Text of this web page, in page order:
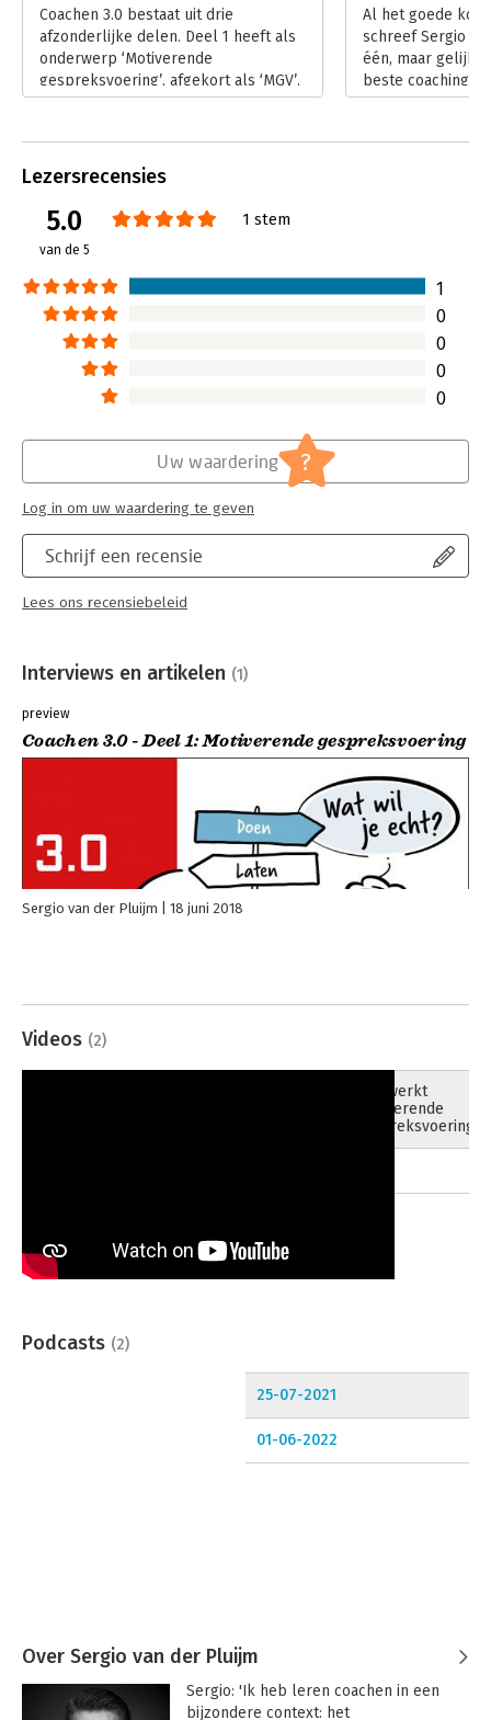
Coachen 3.0 bestaat uit drie
afzonderlijke delen. Deel 1 heeft als
onderwerp ‘Motiverende
gespreksvoering’, afgekort als ‘MGV’.
De methodiek is bedoeld om de
bepaald doel te versterken,
bijvoorbeeld een gezonde
Lees verder
Al het goede
schreef Sergio
één, maar gelijk
beste
Motiverende
ontlokken van
Lezersrecensies
5.0
van de 5
1 stem
1
0
0
0
0
Schrijf een recensie
Lees ons recensiebeleid
Uw waardering ?
Log in om uw waardering te geven
Interviews en artikelen (1)
preview
Coachen 3.0 - Deel 1: Motiverende gespreksvoering
Sergio van der Pluijm 18 juni 2018
Videos (2)
Hoe werkt
motiverende
gespreksvoering?
Podcasts (2)
25-07-2021
01-06-2022
Over Sergio van der Pluijm
Sergio: 'Ik heb leren coachen in een
bijzondere context: het